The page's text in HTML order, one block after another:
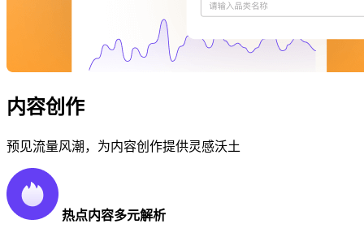
内容创作
预见流量风潮，为内容创作提供灵感沃土
热点内容多元解析